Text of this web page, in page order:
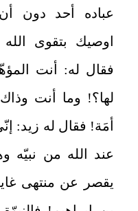
عباده أحد دون
اوصيك بتقوى الله
فقال له: أنت
لها؟! وما أنت
أمَة! فقال له زيد:
عند الله من نبيّه
يقصر عن منتهى